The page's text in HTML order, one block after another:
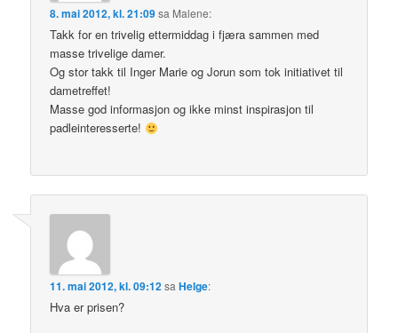
8. mai 2012, kl. 21:09sa Malene:
Takk for en trivelig ettermiddag i fjæra sammen med
masse trivelige damer.
Og stor takk til Inger Marie og Jorun som tok initiativet til
dametreffet!
Masse god informasjon og ikke minst inspirasjon til
padleinteresserte!
11. mai 2012, kl. 09:12sa Helge:
Hva er prisen?